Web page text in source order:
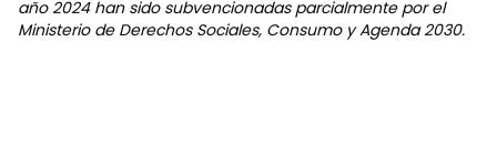
año 2024 han sido subvencionadas parcialmente por el
Ministerio de Derechos Sociales, Consumo y Agenda 2030.